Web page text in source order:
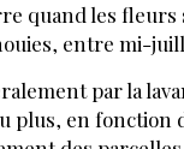
quand les fleurs
entre mi-
par la
plus, en fonction